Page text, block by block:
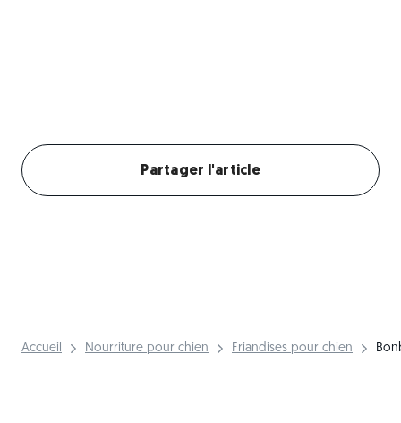
Partager l'article
Accueil Nourriture pour chien Friandises pour chien